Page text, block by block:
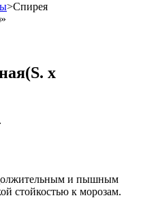
>Спирея
x
и пышным
стойкостью к морозам.